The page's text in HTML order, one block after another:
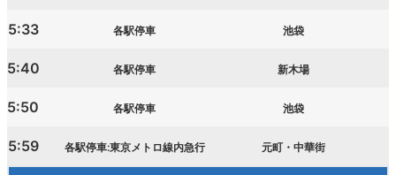
5:33 各駅停車 池袋
5:40 各駅停車 新木場
5:50 各駅停車 池袋
5:59 各駅停車:東京メトロ線内急行 元町・中華街